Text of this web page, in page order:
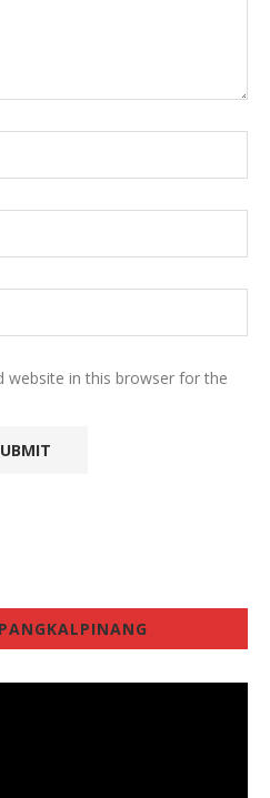
website in this browser for the